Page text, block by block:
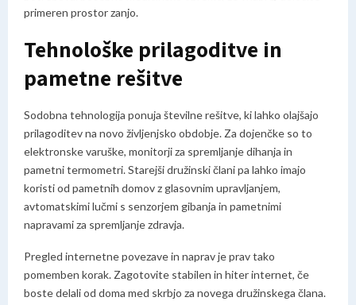
primeren prostor zanjo.
Tehnološke prilagoditve in
pametne rešitve
Sodobna tehnologija ponuja številne rešitve, ki lahko olajšajo
prilagoditev na novo življenjsko obdobje. Za dojenčke so to
elektronske varuške, monitorji za spremljanje dihanja in
pametni termometri. Starejši družinski člani pa lahko imajo
koristi od pametnih domov z glasovnim upravljanjem,
avtomatskimi lučmi s senzorjem gibanja in pametnimi
napravami za spremljanje zdravja.
Pregled internetne povezave in naprav je prav tako
pomemben korak. Zagotovite stabilen in hiter internet, če
boste delali od doma med skrbjo za novega družinskega člana.